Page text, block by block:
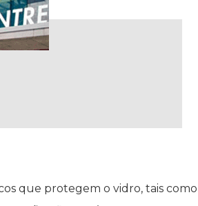
que protegem o vidro, tais como